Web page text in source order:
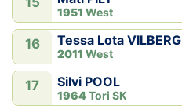
1951 West
16 Tessa Lota VILBERG
2011 West
17 Silvi POOL
1964Tori SK